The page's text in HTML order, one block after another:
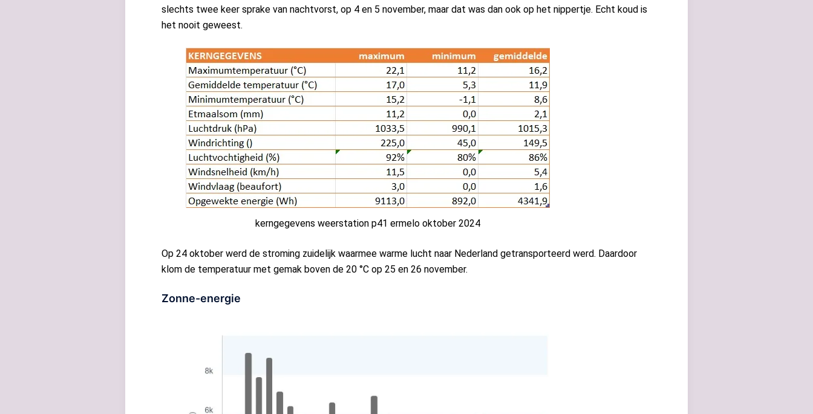
slechts twee keer sprake van nachtvorst, op 4 en 5 november, maar dat was dan ook op het nippertje. Echt koud is
het nooit geweest.
kerngegevens weerstation p41 ermelo oktober 2024
Op 24 oktober werd de stroming zuidelijk waarmee warme lucht naar Nederland getransporteerd werd. Daardoor
klom de temperatuur met gemak boven de 20 °C op 25 en 26 november.
Zonne-energie